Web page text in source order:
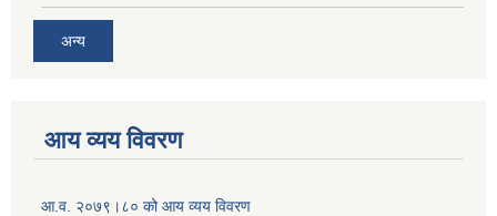
अन्य
आय व्यय विवरण
आ.व. २०७९।८० को आय व्यय विवरण